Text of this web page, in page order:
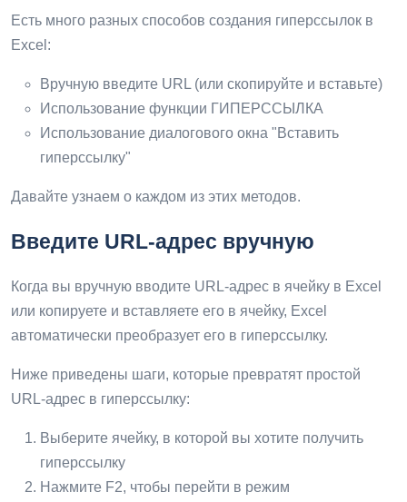
Есть много разных способов создания гиперссылок в
Excel:
Вручную введите URL (или скопируйте и вставьте)
Использование функции ГИПЕРССЫЛКА
Использование диалогового окна "Вставить
гиперссылку"
Давайте узнаем о каждом из этих методов.
Введите URL-адрес вручную
Когда вы вручную вводите URL-адрес в ячейку в Excel
или копируете и вставляете его в ячейку, Excel
автоматически преобразует его в гиперссылку.
Ниже приведены шаги, которые превратят простой
URL-адрес в гиперссылку:
Выберите ячейку, в которой вы хотите получить
гиперссылку
Нажмите F2, чтобы перейти в режим